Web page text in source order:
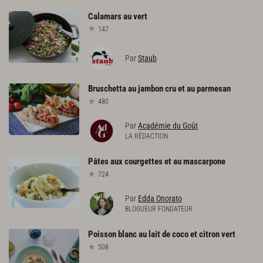
Calamarsauvert
147
ParStaub
Bruschettaaujamboncruetauparmesan
480
ParAcadémie du Goût
LA RÉDACTION
Pâtesauxcourgettesetaumascarpone
724
Par Edda Onorato
BLOGUEUR FONDATEUR
Poisson blancau laitdecocoetcitronvert
508